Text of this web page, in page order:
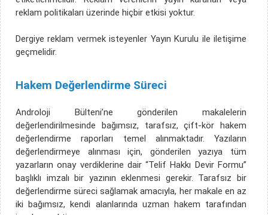
reklam politikaları üzerinde hiçbir etkisi yoktur.
Dergiye reklam vermek isteyenler Yayın Kurulu ile iletişime
geçmelidir.
Hakem Değerlendirme Süreci
Androloji Bülteni’ne gönderilen makalelerin
değerlendirilmesinde bağımsız, tarafsız, çift-kör hakem
değerlendirme raporları temel alınmaktadır. Yazıların
değerlendirmeye alınması için, gönderilen yazıya tüm
yazarların onay verdiklerine dair “Telif Hakkı Devir Formu”
başlıklı imzalı bir yazının eklenmesi gerekir. Tarafsız bir
değerlendirme süreci sağlamak amacıyla, her makale en az
iki bağımsız, kendi alanlarında uzman hakem tarafından